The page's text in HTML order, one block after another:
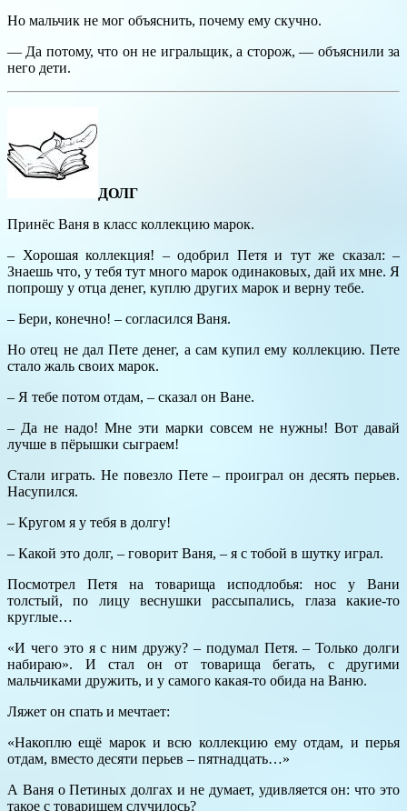
Но мальчик не мог объяснить, почему ему скучно.
— Да потому, что он не игральщик, а сторож, — объяснили за
него дети.
ДОЛГ
Принёс Ваня в класс коллекцию марок.
– Хорошая коллекция! – одобрил Петя и тут же сказал: –
Знаешь что, у тебя тут много марок одинаковых, дай их мне. Я
попрошу у отца денег, куплю других марок и верну тебе.
– Бери, конечно! – согласился Ваня.
Но отец не дал Пете денег, а сам купил ему коллекцию. Пете
стало жаль своих марок.
– Я тебе потом отдам, – сказал он Ване.
– Да не надо! Мне эти марки совсем не нужны! Вот давай
лучше в пёрышки сыграем!
Стали играть. Не повезло Пете – проиграл он десять перьев.
Насупился.
– Кругом я у тебя в долгу!
– Какой это долг, – говорит Ваня, – я с тобой в шутку играл.
Посмотрел Петя на товарища исподлобья: нос у Вани
толстый, по лицу веснушки рассыпались, глаза какие-то
круглые…
«И чего это я с ним дружу? – подумал Петя. – Только долги
набираю». И стал он от товарища бегать, с другими
мальчиками дружить, и у самого какая-то обида на Ваню.
Ляжет он спать и мечтает:
«Накоплю ещё марок и всю коллекцию ему отдам, и перья
отдам, вместо десяти перьев – пятнадцать…»
А Ваня о Петиных долгах и не думает, удивляется он: что это
такое с товарищем случилось?